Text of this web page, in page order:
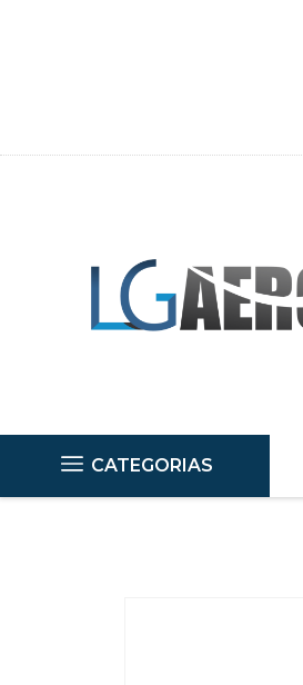
CATEGORIAS